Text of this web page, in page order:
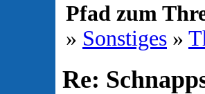
Pfad zum
» Sonstiges »
Re: